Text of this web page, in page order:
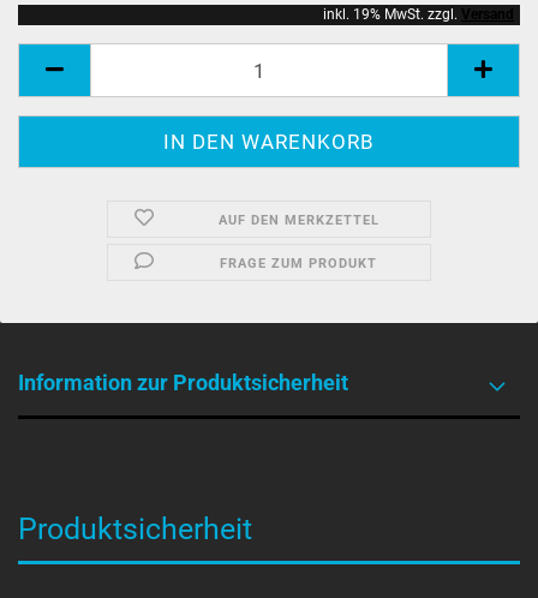
inkl. 19% MwSt. zzgl. Versand
AUF DEN MERKZETTEL
FRAGE ZUM PRODUKT
Information zur Produktsicherheit
Produktsicherheit